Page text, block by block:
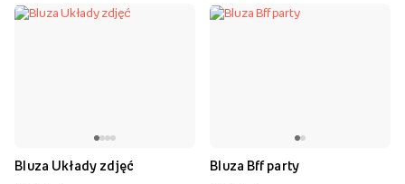
Bluza Układy zdjęć Bluza Bff party